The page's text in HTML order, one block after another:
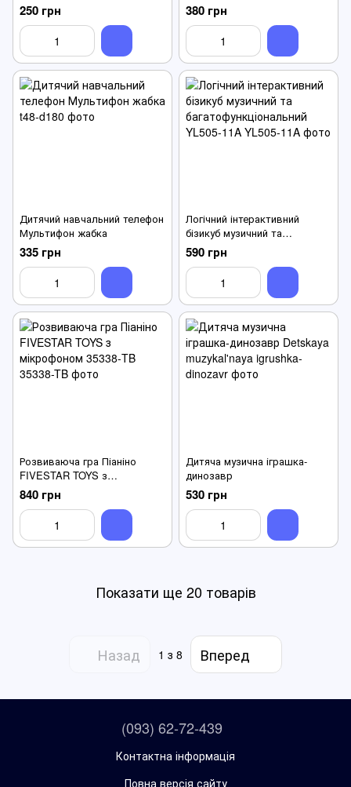
250 грн 380 грн
Дитячий навчальний телефон
Мультифон жабка
335 грн
Логічний інтерактивний
бізикуб музичний та
багатофункціональний YL505-
11A
590 грн
Розвиваюча гра Піаніно
FIVESTAR TOYS з
мікрофоном 35338-TB
840 грн
Дитяча музична іграшка-
динозавр
530 грн
Показати ще 20 товарів
Назад 1 з 8 Вперед
(093) 62-72-439
Контактна інформація
Повна версія сайту